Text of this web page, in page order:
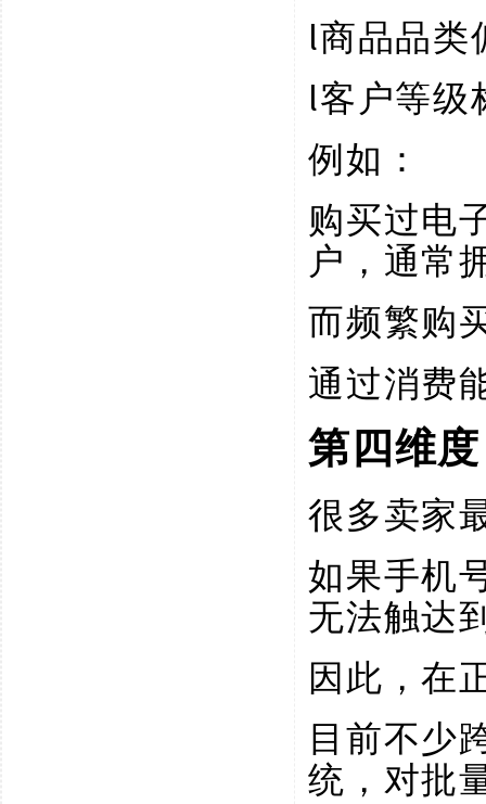
l商品品类
l客户等级
例如：
购买过电
户，通常
而频繁购
通过消费
第四维
很多卖家
如果手机
无法触达
因此，在
目前不少
统，对批